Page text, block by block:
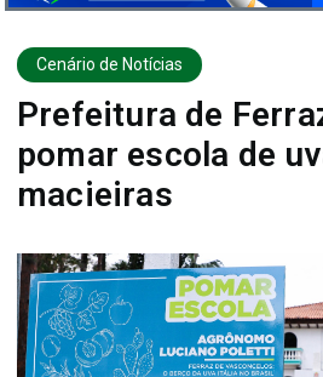
Cenário de Notícias
Prefeitura de
pomar escola de
macieiras